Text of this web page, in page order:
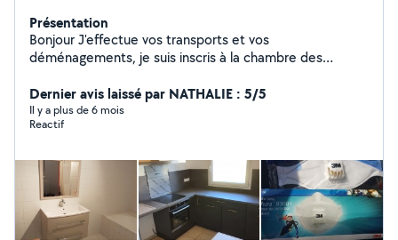
Présentation
Bonjour J'effectue vos transports et vos
déménagements, je suis inscris à la chambre des
transport est ok (cette dernière étant OBLIGATOIRE
POUR TOUS LES TRANSPORTS ). En parallèle, je réalise
des travaux d'intérieur: Je pose votre cuisine (du retrait
rien).Démolition. Je rénove votre intérieur/extérieur.
J'effectue aussi tous vos travaux sur acier, inox et alu.
Une autre assurance est en cours de validité pour les
travaux de rénovation.
Dernier avis laissé par NATHALIE : 5/5
Il y a plus de 6 mois
Reactif